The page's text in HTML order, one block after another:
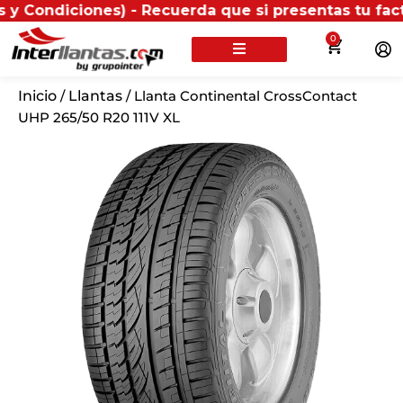
- Recuerda que si presentas tu factura
0
Inicio / Llantas / Llanta Continental CrossContact
UHP 265/50 R20 111V XL